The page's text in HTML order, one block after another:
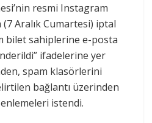
resmi Instagram
(7 Aralık Cumartesi) iptal
bilet sahiplerine e-posta
ifadelerine yer
spam klasörlerini
bağlantı üzerinden
istendi.